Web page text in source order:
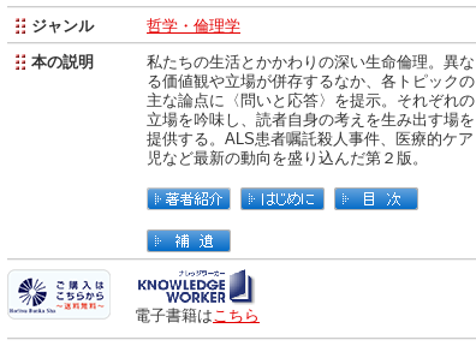
ジャンル
哲学・倫理学
本の説明
私たちの生活とかかわりの深い生命倫理。異な
る価値観や立場が併存するなか、各トピックの
主な論点に〈問いと応答〉を提示。それぞれの
立場を吟味し、読者自身の考えを生み出す場を
提供する。ALS患者嘱託殺人事件、医療的ケア
児など最新の動向を盛り込んだ第２版。
電子書籍はこちら